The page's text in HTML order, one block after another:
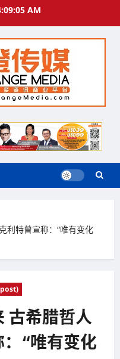
AM
利特曾宣称：“唯有变化
古希腊哲人
“唯有变化